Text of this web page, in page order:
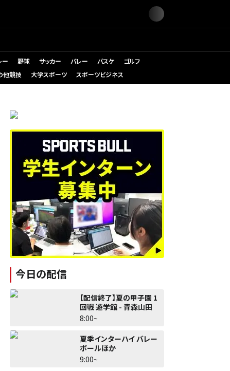
ー 野球 サッカー バレー バスケ
ゴルフ
他競技 大学スポーツ スポーツビジネス
今日の配信
【配信終了】夏の甲子園 1
回戦 遊学館 - 青森山田
8:00~
夏季インターハイ バレー
ボールほか
9:00~